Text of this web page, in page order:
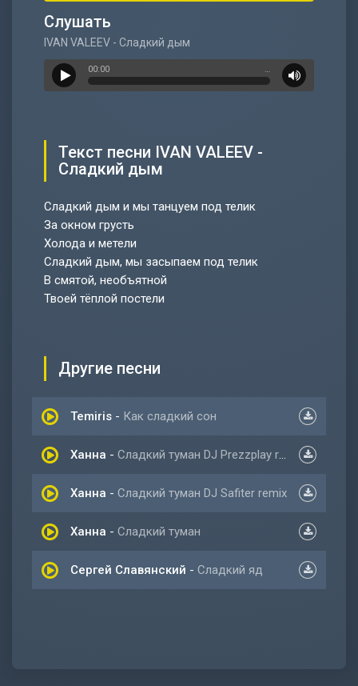
Слушать
IVAN VALEEV - Сладкий дым
00:00 …
Текст песни IVAN VALEEV -
Сладкий дым
Сладкий дым и мы танцуем под телик
За окном грусть
Холода и метели
Сладкий дым, мы засыпаем под телик
В смятой, необъятной
Твоей тёплой постели
Другие песни
Temiris - Как сладкий сон
Ханна - Сладкий туман DJ Prezzplay radio
Ханна - Сладкий туман DJ Safiter remix
Ханна - Сладкий туман
Сергей Славянский - Сладкий яд